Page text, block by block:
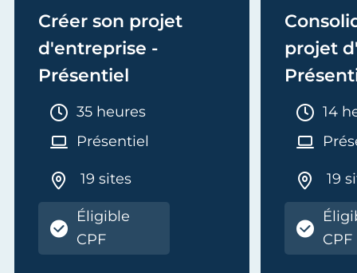
DE VOTRE ACTIVITÉ
Créer son projet
d'entreprise -
Présentiel
Durée :
35 heures
Présentiel
19 sites
Éligible
CPF
projet
14
19
CPF